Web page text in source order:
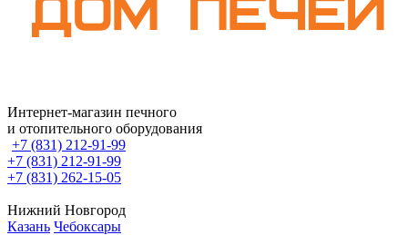
Интернет-магазин печного
и отопительного оборудования
+7 (831) 212-91-99
+7 (831) 212-91-99
+7 (831) 262-15-05
Нижний Новгород
Казань Чебоксары